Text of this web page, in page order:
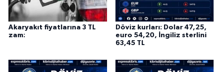
Akaryakıt fiyatlarına 3 TL
zam:
Döviz kurları: Dolar 47,25,
euro 54,20, İngiliz sterlini
63,45 TL